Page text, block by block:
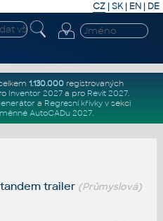
CZ | SK| EN | DE
1.130.000registrovaných
Inventor 2027a pro Revit 2027.
a Regresní křivkyv sekci
AutoCADu 2027.
trailer (Průmyslová)